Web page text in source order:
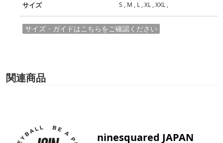
サイズ S , M , L , XL , XXL ,
サイズ・ガイドはこちらをご確認ください
関連商品
ninesquared JAPAN